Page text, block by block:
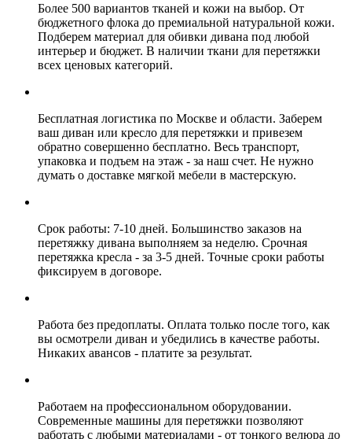
Более 500 вариантов тканей и кожи на выбор. От
бюджетного флока до премиальной натуральной кожи.
Подберем материал для обивки дивана под любой
интерьер и бюджет. В наличии ткани для перетяжки
всех ценовых категорий.
Бесплатная логистика по Москве и области. Заберем
ваш диван или кресло для перетяжки и привезем
обратно совершенно бесплатно. Весь транспорт,
упаковка и подъем на этаж - за наш счет. Не нужно
думать о доставке мягкой мебели в мастерскую.
Срок работы: 7-10 дней. Большинство заказов на
перетяжку дивана выполняем за неделю. Срочная
перетяжка кресла - за 3-5 дней. Точные сроки работы
фиксируем в договоре.
Работа без предоплаты. Оплата только после того, как
вы осмотрели диван и убедились в качестве работы.
Никаких авансов - платите за результат.
Работаем на профессиональном оборудовании.
Современные машины для перетяжки позволяют
работать с любыми материалами - от тонкого велюра до